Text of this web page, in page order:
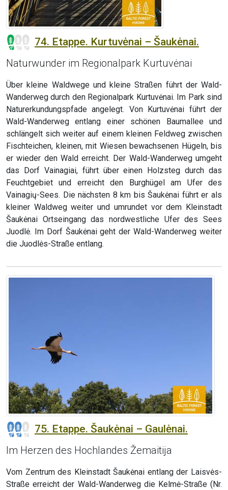
74. Etappe. Kurtuvėnai – Šaukėnai.
Naturwunder im Regionalpark Kurtuvėnai
Über kleine Waldwege und kleine Straßen führt der Wald-
Wanderweg durch den Regionalpark Kurtuvėnai. Im Park sind
Naturerkundungspfade angelegt. Von Kurtuvėnai führt der
Wald-Wanderweg entlang einer schönen Baumallee und
schlängelt sich weiter auf einem kleinen Feldweg zwischen
Fischteichen, kleinen, mit Wiesen bewachsenen Hügeln, bis
er wieder den Wald erreicht. Der Wald-Wanderweg umgeht
das Dorf Vainagiai, führt über einen Holzsteg durch das
Feuchtgebiet und erreicht den Burghügel am Ufer des
Vainagių-Sees. Die nächsten 8 km bis Šaukėnai führt er als
kleiner Waldweg weiter und umrundet vor dem Kleinstadt
Šaukėnai Ortseingang das nordwestliche Ufer des Sees
Juodlė. Im Dorf Šaukėnai geht der Wald-Wanderweg weiter
die Juodlės-Straße entlang.
75. Etappe. Šaukėnai – Gaulėnai.
Im Herzen des Hochlandes Žemaitija
Vom Zentrum des Kleinstadt Šaukėnai entlang der Laisvės-
Straße erreicht der Wald-Wanderweg die Kelmė-Straße (Nr.